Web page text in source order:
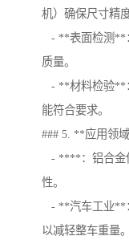
机）确保尺寸精度
- **表面检测**
质量。
- **材料检验**
能符合要求。
### 5. **应用领
- ****：铝合金
性。
- **汽车工业**
以减轻整车重量。